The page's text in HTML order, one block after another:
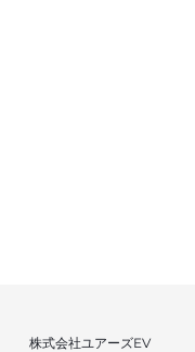
株式会社ユアーズEV